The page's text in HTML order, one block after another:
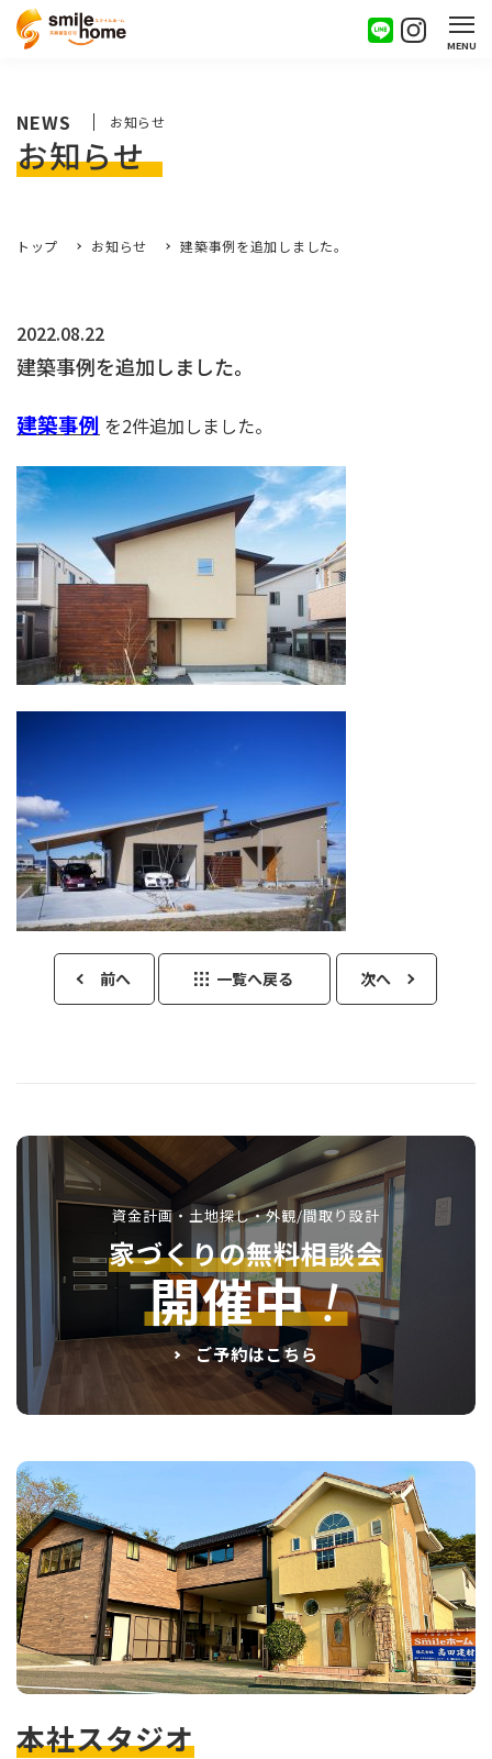
MENU
NEWS お知らせ
お知らせ
トップ お知らせ 建築事例を追加しました。
2022.08.22
建築事例を追加しました。
建築事例 を2件追加しました。
前へ 一覧へ戻る 次へ
資金計画・土地探し・外観/間取り設計
家づくりの無料相談会
開催中！
ご予約はこちら
本社スタジオ